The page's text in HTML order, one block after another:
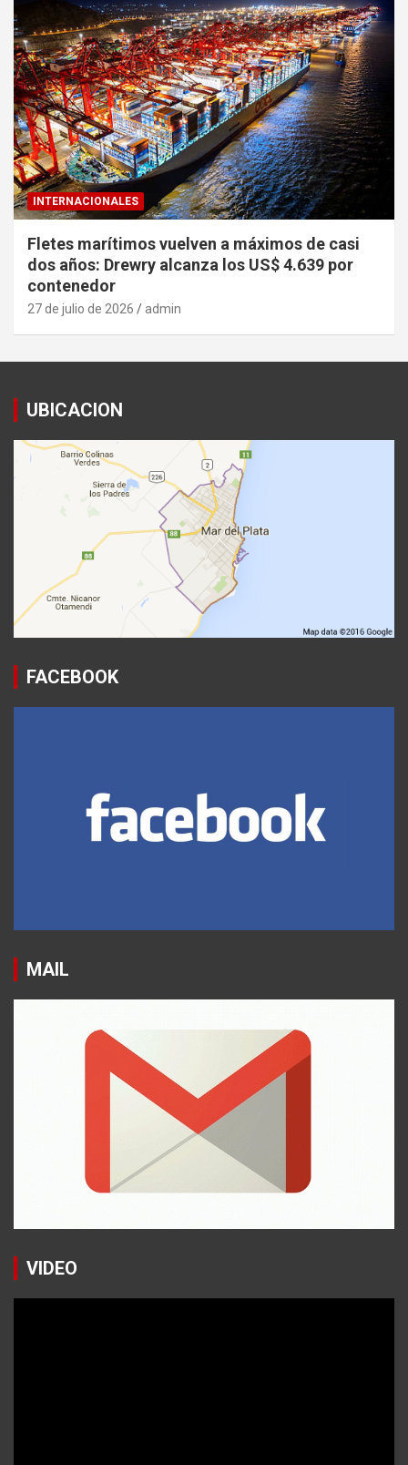
INTERNACIONALES
Fletes marítimos vuelven a máximos de casi
dos años: Drewry alcanza los US$ 4.639 por
contenedor
27 de julio de 2026 admin
UBICACION
FACEBOOK
MAIL
VIDEO